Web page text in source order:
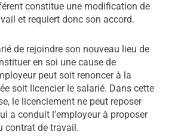
constitue une modification de
et requiert donc son accord.
de rejoindre son nouveau lieu de
en soi une cause de
peut soit renoncer à la
soit licencier le salarié. Dans cette
le licenciement ne peut reposer
a conduit l’employeur à proposer
contrat de travail.